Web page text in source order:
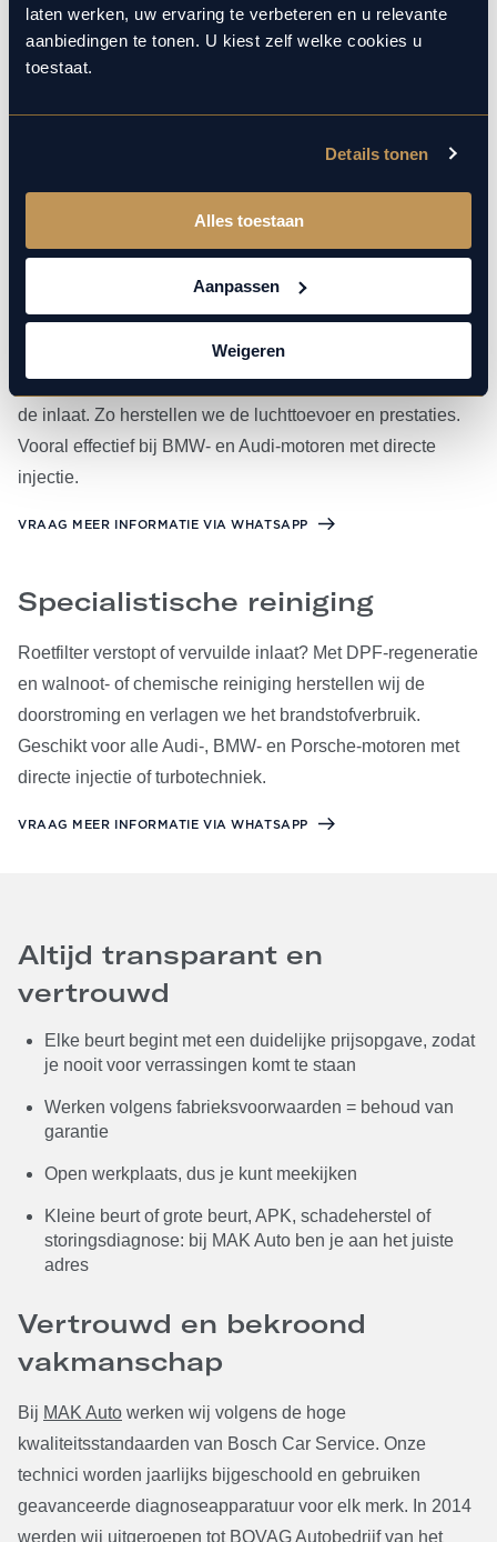
laten werken, uw ervaring te verbeteren en u relevante
aanbiedingen te tonen. U kiest zelf welke cookies u
toestaat.
Details tonen
Alles toestaan
Aanpassen
Weigeren
filters zijn essentieel voor comfort en veiligheid. Wij
onderhouden deze systemen volgens de
fabrieksspecificaties van Audi, BMW en Porsche. Inclusief
Vanos revisie & inlaatreiniging
(walnootblasting)
Bij vermogensverlies of storingen in de kleptiming is vaak
de Vanos-unit vervuild of versleten. Wij reviseren deze
specialistisch en combineren dit met walnootblasting van
de inlaat. Zo herstellen we de luchttoevoer en prestaties.
Vooral effectief bij BMW- en Audi-motoren met directe
injectie.
VRAAG MEER INFORMATIE VIA WHATSAPP
Specialistische reiniging
Roetfilter verstopt of vervuilde inlaat? Met DPF-regeneratie
en walnoot- of chemische reiniging herstellen wij de
doorstroming en verlagen we het brandstofverbruik.
Geschikt voor alle Audi-, BMW- en Porsche-motoren met
directe injectie of turbotechniek.
VRAAG MEER INFORMATIE VIA WHATSAPP
Altijd transparant en
vertrouwd
Elke beurt begint met een duidelijke prijsopgave, zodat
je nooit voor verrassingen komt te staan
Werken volgens fabrieksvoorwaarden = behoud van
garantie
Open werkplaats, dus je kunt meekijken
Kleine beurt of grote beurt, APK, schadeherstel of
storingsdiagnose: bij MAK Auto ben je aan het juiste
adres
Vertrouwd en bekroond
vakmanschap
Bij MAK Auto werken wij volgens de hoge
kwaliteitsstandaarden van Bosch Car Service. Onze
technici worden jaarlijks bijgeschoold en gebruiken
geavanceerde diagnoseapparatuur voor elk merk. In 2014
werden wij uitgeroepen tot BOVAG Autobedrijf van het